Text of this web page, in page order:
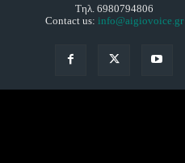
Τηλ. 6980794806
Contact us: info@aigiovoice.gr